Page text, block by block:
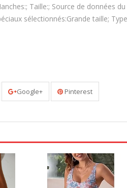
Taille:; Source de données
sélectionnés:Grande taille;
Google+ Pinterest